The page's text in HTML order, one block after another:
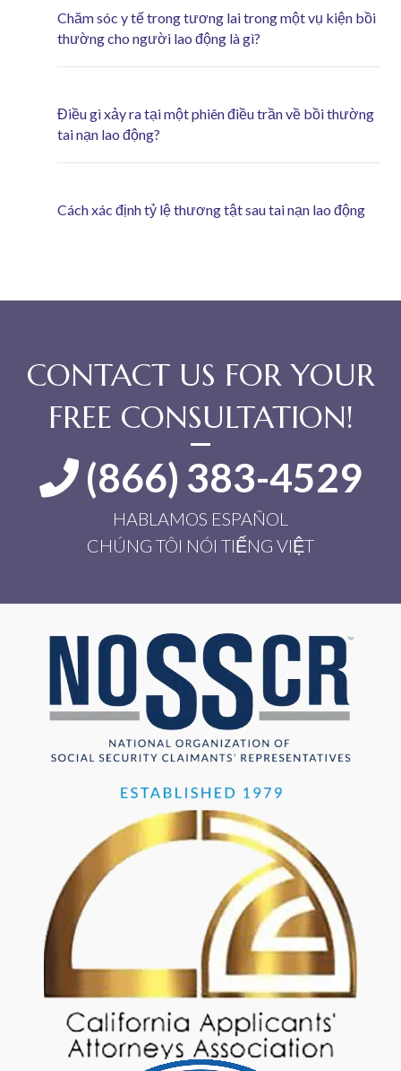
Chăm sóc y tế trong tương lai trong một vụ kiện bồi
thường cho người lao động là gì?
Điều gì xảy ra tại một phiên điều trần về bồi thường
tai nạn lao động?
Cách xác định tỷ lệ thương tật sau tai nạn lao động
CONTACT US FOR YOUR
FREE CONSULTATION!
(866) 383-4529
HABLAMOS ESPAÑOL
CHÚNG TÔI NÓI TIẾNG VIỆT